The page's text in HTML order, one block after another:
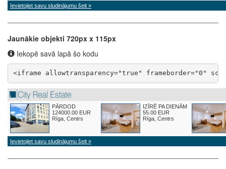
Jaunākie objekti 720px x 115px
Iekopē savā lapā šo kodu
<iframe allowtransparency="true" frameborder="0"